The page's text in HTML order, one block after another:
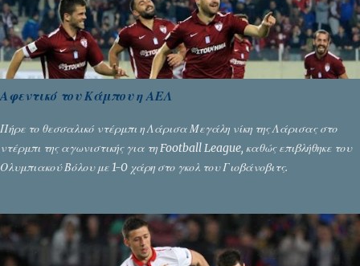
Αφεντικό του Κάμπου η ΑΕΛ
Πήρε το θεσσαλικό ντέρμπι η Λάρισα Μεγάλη νίκη της Λάρισας στο
ντέρμπι της αγωνιστικής για τη Football League, καθώς επιβλήθηκε του
Ολυμπιακού Βόλου με 1-0 χάρη στο γκολ του Γιοβάνοβιτς.